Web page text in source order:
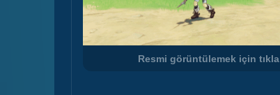
Resmi görüntülemek için tıkla